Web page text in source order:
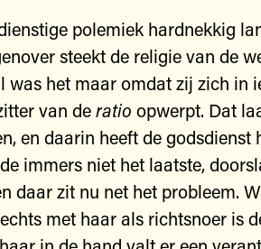
polemiek hardnekkig
steekt de religie van de
was het maar omdat zij zich in
van deratio opwerpt. Dat
en daarin heeft de godsdienst
immers niet het laatste,
daar zit nu net het probleem.
met haar als richtsnoer is